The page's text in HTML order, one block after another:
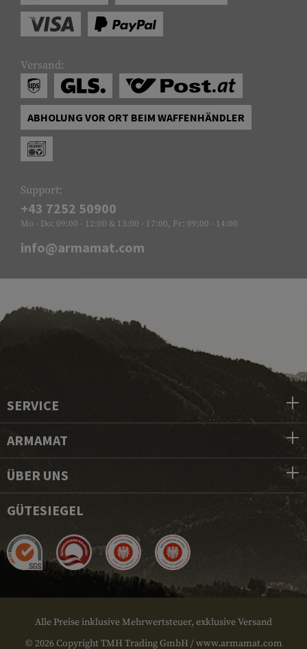
Versand:
ABHOLUNG VOR ORT BEIM WAFFENHÄNDLER
Support:
+43 7252 50900
Mo - Do: 09:00 - 12:00 & 13:00 - 17:00, Fr: 09:00 - 14:00
info@armamat.com
SERVICE
ARMAMAT
ÜBER UNS
GÜTESIEGEL
Alle Preise inklusive Mehrwertsteuer, exklusive Versand
© 2026 Copyright TMH Trading GmbH / www.armamat.com